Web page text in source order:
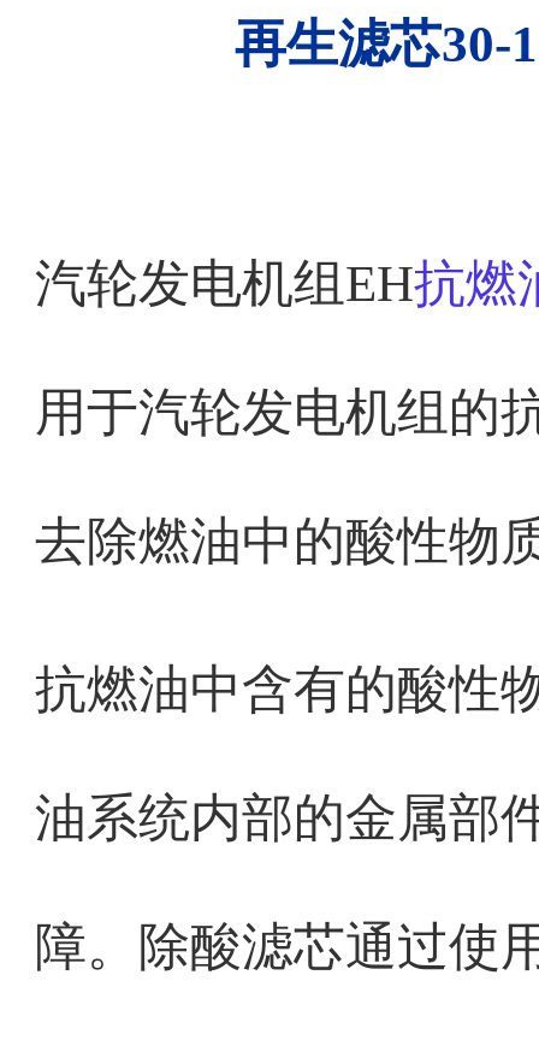
再生滤芯30-
汽轮发电机组EH抗燃
用于汽轮发电机组的
去除燃油中的酸性物
抗燃油中含有的酸性
油系统内部的金属部
障。除酸滤芯通过使